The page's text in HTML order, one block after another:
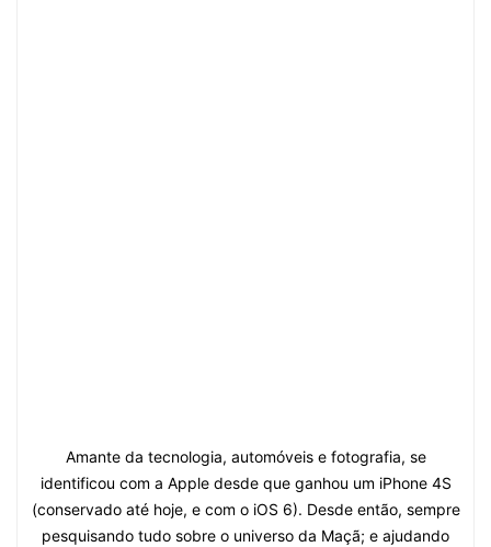
Amante da tecnologia, automóveis e fotografia, se
identificou com a Apple desde que ganhou um iPhone 4S
(conservado até hoje, e com o iOS 6). Desde então, sempre
pesquisando tudo sobre o universo da Maçã; e ajudando